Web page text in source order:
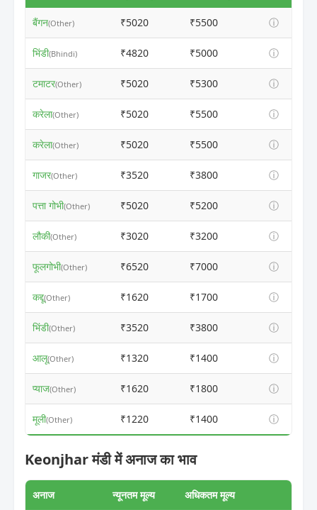
बैंगन(Other) ₹5020 ₹5500 ⓘ
भिंडी(Bhindi) ₹4820 ₹5000 ⓘ
टमाटर(Other) ₹5020 ₹5300 ⓘ
करेला(Other) ₹5020 ₹5500 ⓘ
करेला(Other) ₹5020 ₹5500 ⓘ
गाजर(Other) ₹3520 ₹3800 ⓘ
पत्ता गोभी(Other) ₹5020 ₹5200 ⓘ
लौकी(Other) ₹3020 ₹3200 ⓘ
फूलगोभी(Other) ₹6520 ₹7000 ⓘ
कद्दू(Other) ₹1620 ₹1700 ⓘ
भिंडी(Other) ₹3520 ₹3800 ⓘ
आलू(Other) ₹1320 ₹1400 ⓘ
प्याज(Other) ₹1620 ₹1800 ⓘ
मूली(Other) ₹1220 ₹1400 ⓘ
Keonjhar मंडी में अनाज का भाव
अनाज न्यूनतम मूल्य अधिकतम मूल्य